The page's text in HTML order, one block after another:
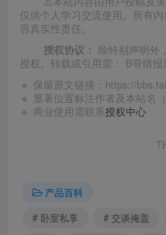
仅供个人学习交流使用。所有
容真实性责任。
授权协议： 除特别声明外
授权。转载或引用需： B哥情报
🔹 保留原文链接： https://
🔹 显著位置标注作者及本站名（
🔹 商业使用需联系授权中心
产品百科
# 卧室私享
# 交谈掩盖